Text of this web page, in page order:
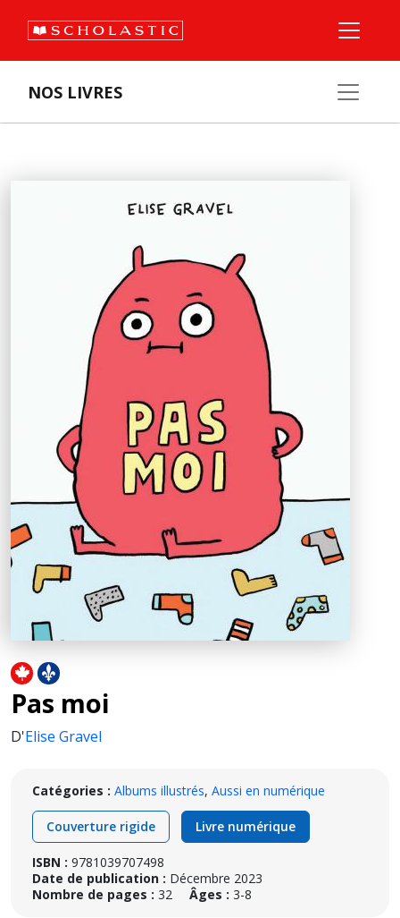
NOS LIVRES
Pas moi
D'Elise Gravel
Catégories : Albums illustrés, Aussi en numérique
Couverture rigide Livre numérique
ISBN : 9781039707498
Date de publication : Décembre 2023
Nombre de pages : 32 Âges : 3-8